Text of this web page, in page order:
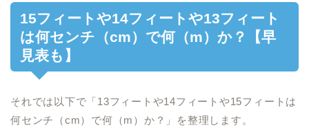
15フィートや14フィートや13フィート
は何センチ（cm）で何（m）か？【早
見表も】
それでは以下で「13フィートや14フィートや15フィートは
何センチ（cm）で何（m）か？」を整理します。